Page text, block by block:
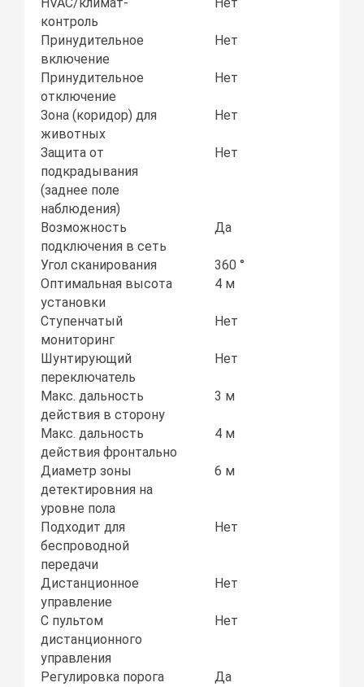
HVAC/климат-
контроль
Нет
Принудительное
включение
Нет
Принудительное
отключение
Нет
Зона (коридор) для
животных
Нет
Защита от
подкрадывания
(заднее поле
наблюдения)
Нет
Возможность
подключения в сеть
Да
Угол сканирования
360 °
Оптимальная высота
установки
4 м
Ступенчатый
мониторинг
Нет
Шунтирующий
переключатель
Нет
Макс. дальность
действия в сторону
3 м
Макс. дальность
действия фронтально
4 м
Диаметр зоны
детектировния на
уровне пола
6 м
Подходит для
беспроводной
передачи
Нет
Дистанционное
управление
Нет
С пультом
дистанционного
управления
Нет
Регулировка порога
Да